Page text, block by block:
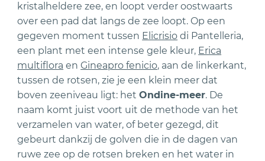
kristalheldere zee, en loopt verder oostwaarts
over een pad dat langs de zee loopt. Op een
gegeven moment tussen Elicrisio di Pantelleria,
een plant met een intense gele kleur, Erica
multiflora en Gineapro fenicio, aan de linkerkant,
tussen de rotsen, zie je een klein meer dat
boven zeeniveau ligt: hetOndine-meer. De
naam komt juist voort uit de methode van het
verzamelen van water, of beter gezegd, dit
gebeurt dankzij de golven die in de dagen van
ruwe zee op de rotsen breken en het water in